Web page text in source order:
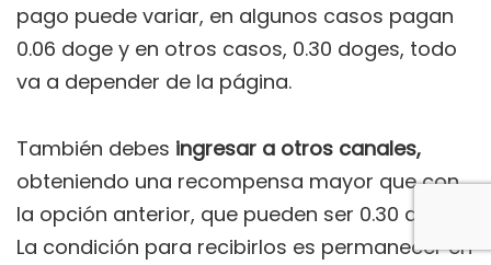
pago puede variar, en algunos casos pagan
0.06 doge y en otros casos, 0.30 doges, todo
va a depender de la página.
También debes ingresar a otros canales,
obteniendo una recompensa mayor que con
la opción anterior, que pueden ser 0.30 doge.
La condición para recibirlos es permanecer en